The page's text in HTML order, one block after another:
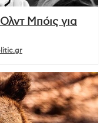
Μπόις για